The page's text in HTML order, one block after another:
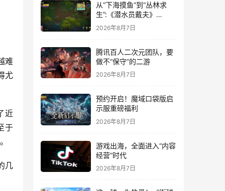
难
尤
近
于
几
从“下海摸鱼”到“丛林求
生”:《潜水员戴夫》
DLC《丛林》移动端定档
8月14日
2026年8月7日
腾讯百人二次元团队，要
做不“保守”的二游
2026年8月7日
预约开启！魔域口袋版启
示服重磅福利
2026年8月7日
游戏出海，全面进入“内容
经营”时代
2026年8月7日